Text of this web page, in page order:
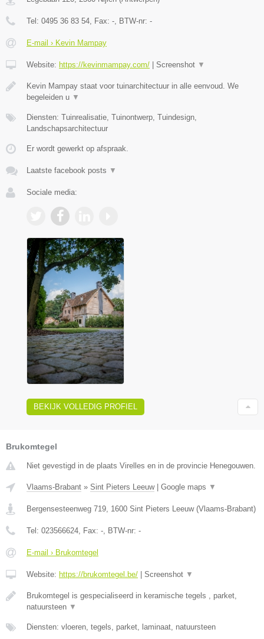
Tel: 0495 36 83 54, Fax: -, BTW-nr: -
E-mail › Kevin Mampay
Website: https://kevinmampay.com/ Screenshot ▼
Kevin Mampay staat voor tuinarchitectuur in alle eenvoud. We
begeleiden u ▼
Diensten: Tuinrealisatie, Tuinontwerp, Tuindesign,
Landschapsarchitectuur
Er wordt gewerkt op afspraak.
Laatste facebook posts ▼
Sociale media:
BEKIJK VOLLEDIG PROFIEL
Brukomtegel
Niet gevestigd in de plaats Virelles en in de provincie Henegouwen.
Vlaams-Brabant » Sint Pieters Leeuw| Google maps ▼
Bergensesteenweg 719, 1600 Sint Pieters Leeuw(Vlaams-Brabant)
Tel: 023566624, Fax: -, BTW-nr: -
E-mail › Brukomtegel
Website: https://brukomtegel.be/ Screenshot ▼
Brukomtegel is gespecialiseerd in keramische tegels , parket,
natuursteen ▼
Diensten: vloeren, tegels, parket, laminaat, natuursteen